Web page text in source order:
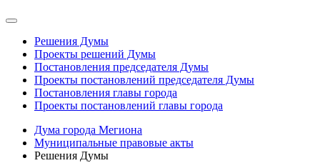
Решения Думы
Проекты решений Думы
Постановления председателя Думы
Проекты постановлений председателя Думы
Постановления главы города
Проекты постановлений главы города
Дума города Мегиона
Муниципальные правовые акты
Решения Думы